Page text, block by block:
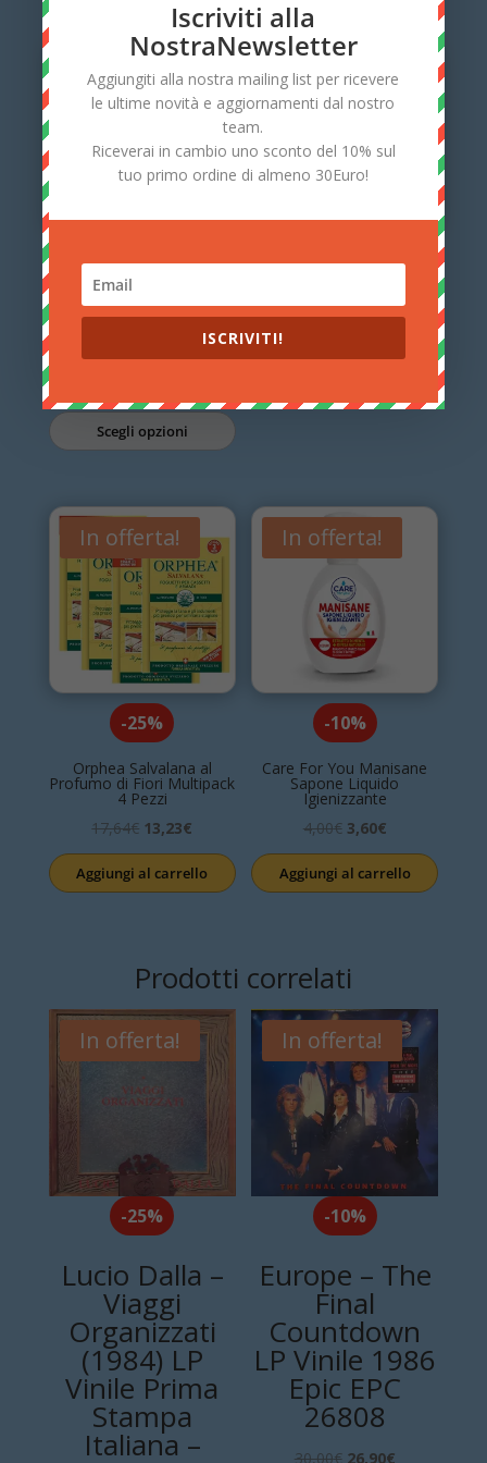
In offerta!
-20%
Orphea Salvalana
Sacchetti Profumati per
Cassetti e Armadi
su 5
prezzo
originale
prezzo
attuale
Scegli opzioni
Profumati per Armadi e
3,60€
Scegli opzioni
In offerta!
-25%
Orphea Salvalana al
Profumo di Fiori Multipack
4 Pezzi
17,64€ Il
prezzo
originale
13,23€
prezzo
attuale
Aggiungi al carrello
In offerta!
-10%
Care For You Manisane
Sapone Liquido
Igienizzante
4,00€ Il
prezzo
originale
3,60€Il
prezzo
attuale
Aggiungi al carrello
Prodotti correlati
In offerta!
-25%
Lucio Dalla –
Viaggi
Organizzati
(1984) LP
Vinile Prima
Stampa
Italiana –
In offerta!
-10%
Europe – The
Final
Countdown
LP Vinile 1986
Epic EPC
26808
30,00€ Il
26,90€Il
Iscriviti alla
NostraNewsletter
Aggiungiti alla nostra mailing list per ricevere
le ultime novità e aggiornamenti dal nostro
team.
Riceverai in cambio uno sconto del 10% sul
tuo primo ordine di almeno 30Euro!
ISCRIVITI!